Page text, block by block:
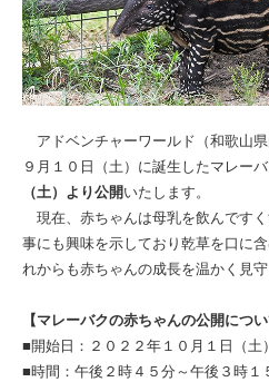
アドベンチャーワールド（和歌山
９月１０日（土）に誕生したマレー
（土）より公開いたします。
現在、赤ちゃんは母乳を飲んです
事にも興味を示しており乾草を口に
れからも赤ちゃんの成長を温かく見守
【マレーバクの赤ちゃんの公開につい
■開始日：２０２２年１０月１日（土）
■時間：午後２時４５分～午後３時１